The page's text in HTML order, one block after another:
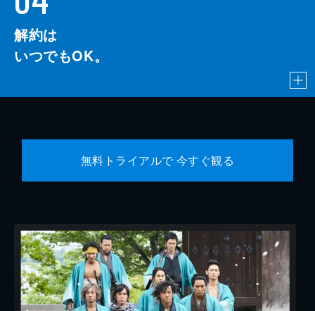
解約は
いつでもOK。
無料トライアルで 今すぐ観る